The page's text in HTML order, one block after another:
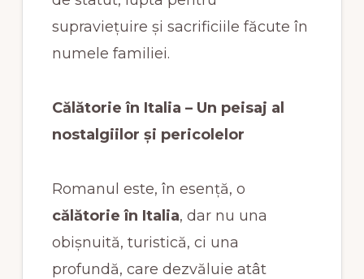
supraviețuire și sacrificiile făcute în
numele familiei.
Călătorie în Italia – Un peisaj al
nostalgiilor și pericolelor
Romanul este, în esență, o
călătorie în Italia, dar nu una
obișnuită, turistică, ci una
profundă, care dezvăluie atât